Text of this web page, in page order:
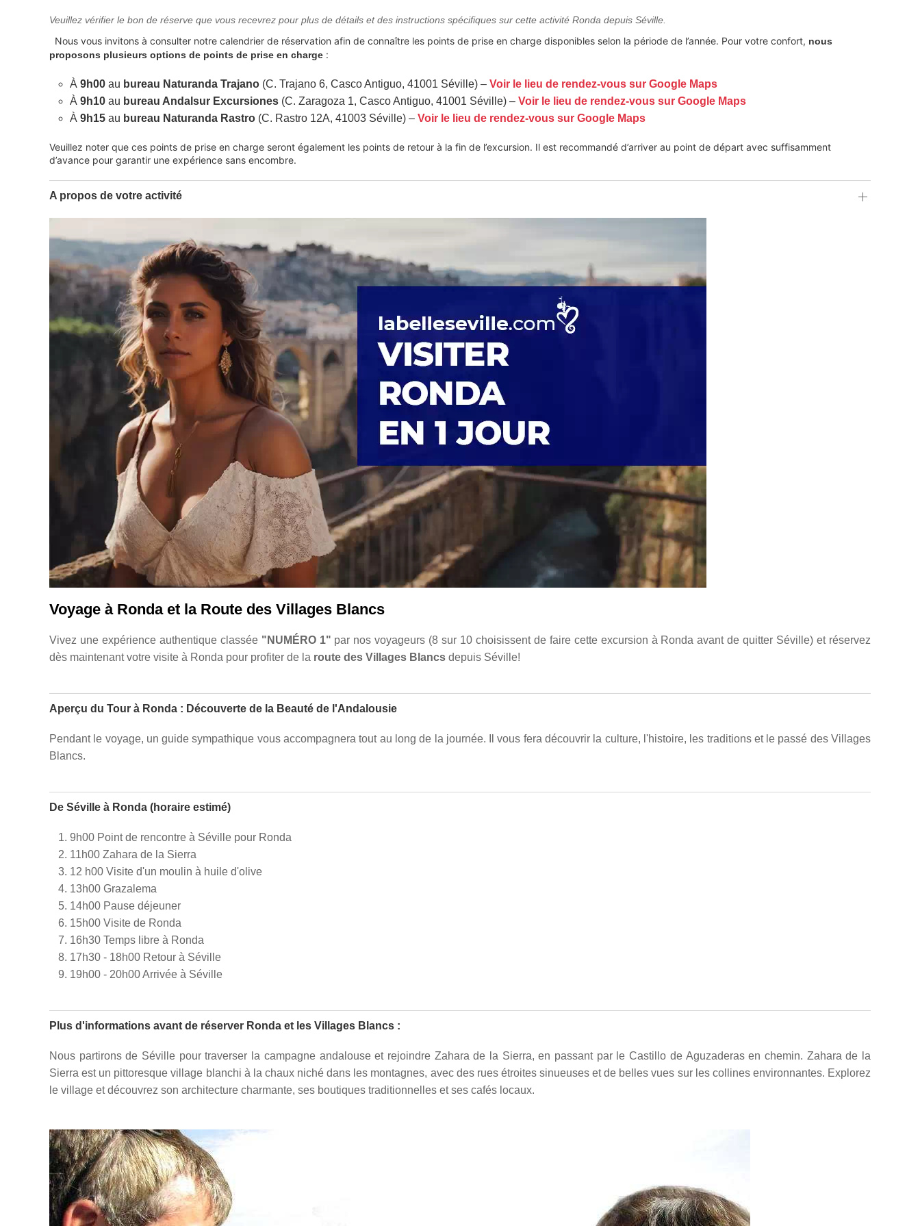
Veuillez vérifier le bon de réserve que vous recevrez pour plus de détails et des instructions spécifiques sur cette activité Ronda depuis Séville.
Nous vous invitons à consulter notre calendrier de réservation afin de connaître les points de prise en charge disponibles selon la période de l’année. Pour votre confort, nous
proposons plusieurs options de points de prise en charge :
À 9h00 au bureau Naturanda Trajano (C. Trajano 6, Casco Antiguo, 41001 Séville) – Voir le lieu de rendez-vous sur Google Maps
À 9h10 au bureau Andalsur Excursiones (C. Zaragoza 1, Casco Antiguo, 41001 Séville) – Voir le lieu de rendez-vous sur Google Maps
À 9h15 au bureau Naturanda Rastro (C. Rastro 12A, 41003 Séville) – Voir le lieu de rendez-vous sur Google Maps
Veuillez noter que ces points de prise en charge seront également les points de retour à la fin de l’excursion. Il est recommandé d’arriver au point de départ avec suffisamment
d’avance pour garantir une expérience sans encombre.
A propos de votre activité
Voyage à Ronda et la Route des Villages Blancs
Vivez une expérience authentique classée "NUMÉRO 1" par nos voyageurs (8 sur 10 choisissent de faire cette excursion à Ronda avant de quitter Séville) et réservez
dès maintenant votre visite à Ronda pour profiter de la route des Villages Blancs depuis Séville!
Aperçu du Tour à Ronda : Découverte de la Beauté de l'Andalousie
Pendant le voyage, un guide sympathique vous accompagnera tout au long de la journée. Il vous fera découvrir la culture, l'histoire, les traditions et le passé des Villages
Blancs.
De Séville à Ronda (horaire estimé)
9h00 Point de rencontre à Séville pour Ronda
11h00 Zahara de la Sierra
12 h00 Visite d'un moulin à huile d'olive
13h00 Grazalema
14h00 Pause déjeuner
15h00 Visite de Ronda
16h30 Temps libre à Ronda
17h30 - 18h00 Retour à Séville
19h00 - 20h00 Arrivée à Séville
Plus d'informations avant de réserver Ronda et les Villages Blancs :
Nous partirons de Séville pour traverser la campagne andalouse et rejoindre Zahara de la Sierra, en passant par le Castillo de Aguzaderas en chemin. Zahara de la
Sierra est un pittoresque village blanchi à la chaux niché dans les montagnes, avec des rues étroites sinueuses et de belles vues sur les collines environnantes. Explorez
le village et découvrez son architecture charmante, ses boutiques traditionnelles et ses cafés locaux.